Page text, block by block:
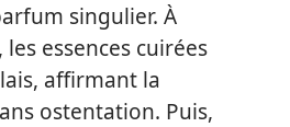
singulier. À
essences cuirées
affirmant la
ostentation. Puis,